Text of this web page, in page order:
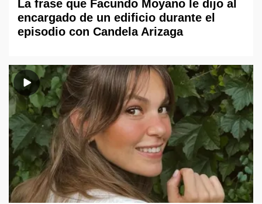
La frase que Facundo Moyano le dijo al
encargado de un edificio durante el
episodio con Candela Arizaga